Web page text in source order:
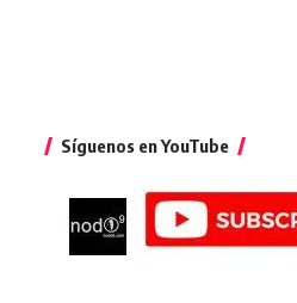
Síguenos en YouTube